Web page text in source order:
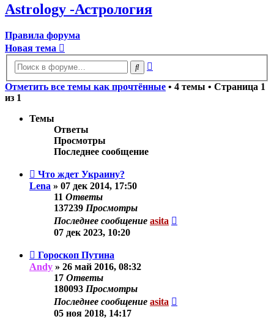
Astrology -Астрология
Правила форума
Новая тема
Поиск
Отметить все темы как прочтённые • 4 темы • Страница 1
из 1
Темы
Ответы
Просмотры
Последнее сообщение
Что ждет Украину?
Lena » 07 дек 2014, 17:50
11 Ответы
137239 Просмотры
Последнее сообщение asita
07 дек 2023, 10:20
Гороскоп Путина
Andy » 26 май 2016, 08:32
17 Ответы
180093 Просмотры
Последнее сообщение asita
05 ноя 2018, 14:17